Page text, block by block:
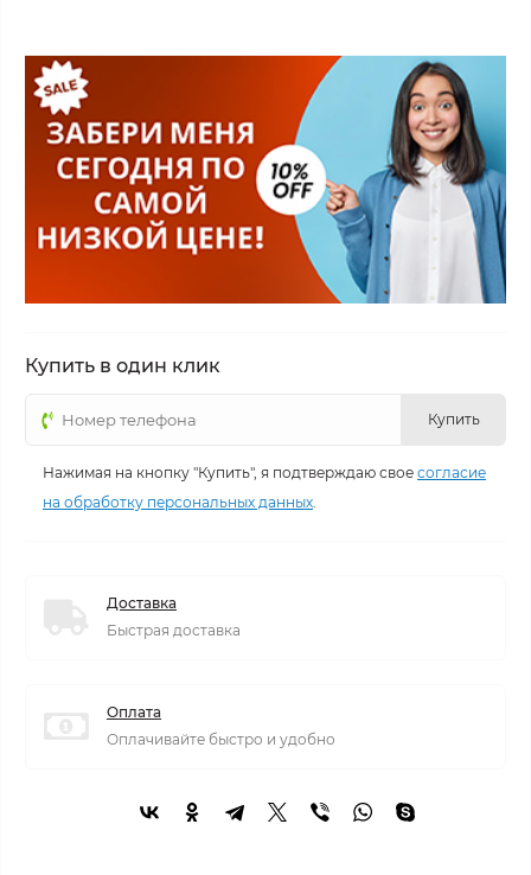
Купить в один клик
Купить
Нажимая на кнопку "Купить", я подтверждаю свое согласие
на обработку персональных данных
Доставка
Быстрая доставка
Оплата
Оплачивайте быстро и удобно